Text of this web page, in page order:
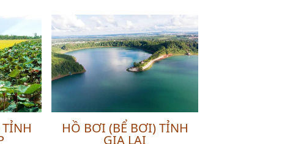
HỒ BƠI (BỂ BƠI) TỈNH
GIA LAI